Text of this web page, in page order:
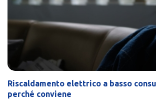
Riscaldamento elettrico a basso
perché conviene